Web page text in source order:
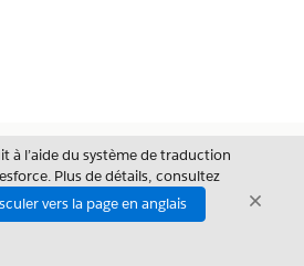
à l’aide du système de traduction
Plus de détails, consultez
vers la page en anglais
Fermer